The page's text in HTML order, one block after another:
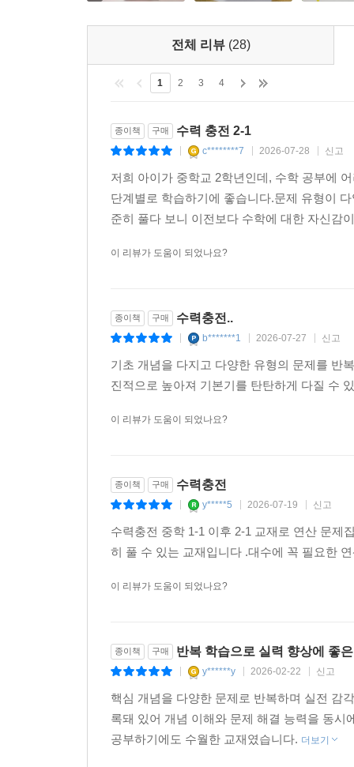
전체 리뷰 (28)
1 2 3 4
종이책 구매 수력 충전 2-1
c********7 2026-07-28 신고
저희 아이가 중학교 2학년인데, 수학 공부에
단계별로 학습하기에 좋습니다.문제 유형이
준히 풀다 보니 이전보다 수학에 대한 자신감
이 리뷰가 도움이 되었나요?
종이책 구매 수력충전..
b*******1 2026-07-27 신고
기초 개념을 다지고 다양한 유형의 문제를 반
진적으로 높아져 기본기를 탄탄하게 다질 수
이 리뷰가 도움이 되었나요?
종이책 구매 수력충전
y*****5 2026-07-19 신고
수력충전 중학 1-1 이후 2-1 교재로 연산 문제
히 풀 수 있는 교재입니다 .대수에 꼭 필요한
이 리뷰가 도움이 되었나요?
종이책 구매 반복 학습으로 실력 향상에 좋
y******y 2026-02-22 신고
핵심 개념을 다양한 문제로 반복하며 실전 감
록돼 있어 개념 이해와 문제 해결 능력을 동
공부하기에도 수월한 교재였습니다. 더보기